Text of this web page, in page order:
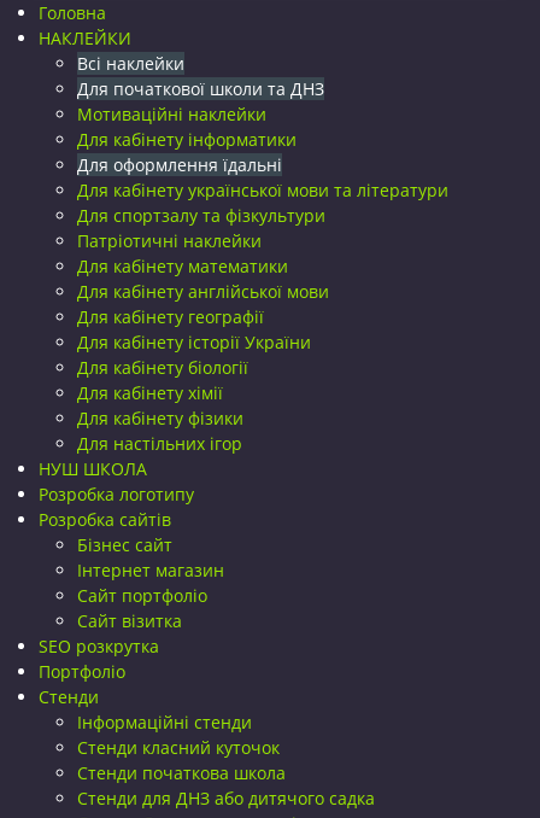
Головна
НАКЛЕЙКИ
Всі наклейки
Для початкової школи та ДНЗ
Мотиваційні наклейки
Для кабінету інформатики
Для оформлення їдальні
Для кабінету української мови та літератури
Для спортзалу та фізкультури
Патріотичні наклейки
Для кабінету математики
Для кабінету англійської мови
Для кабінету географії
Для кабінету історії України
Для кабінету біології
Для кабінету хімії
Для кабінету фізики
Для настільних ігор
НУШ ШКОЛА
Розробка логотипу
Розробка сайтів
Бізнес сайт
Інтернет магазин
Сайт портфоліо
Сайт візитка
SEO розкрутка
Портфоліо
Стенди
Інформаційні стенди
Стенди класний куточок
Стенди початкова школа
Стенди для ДНЗ або дитячого садка